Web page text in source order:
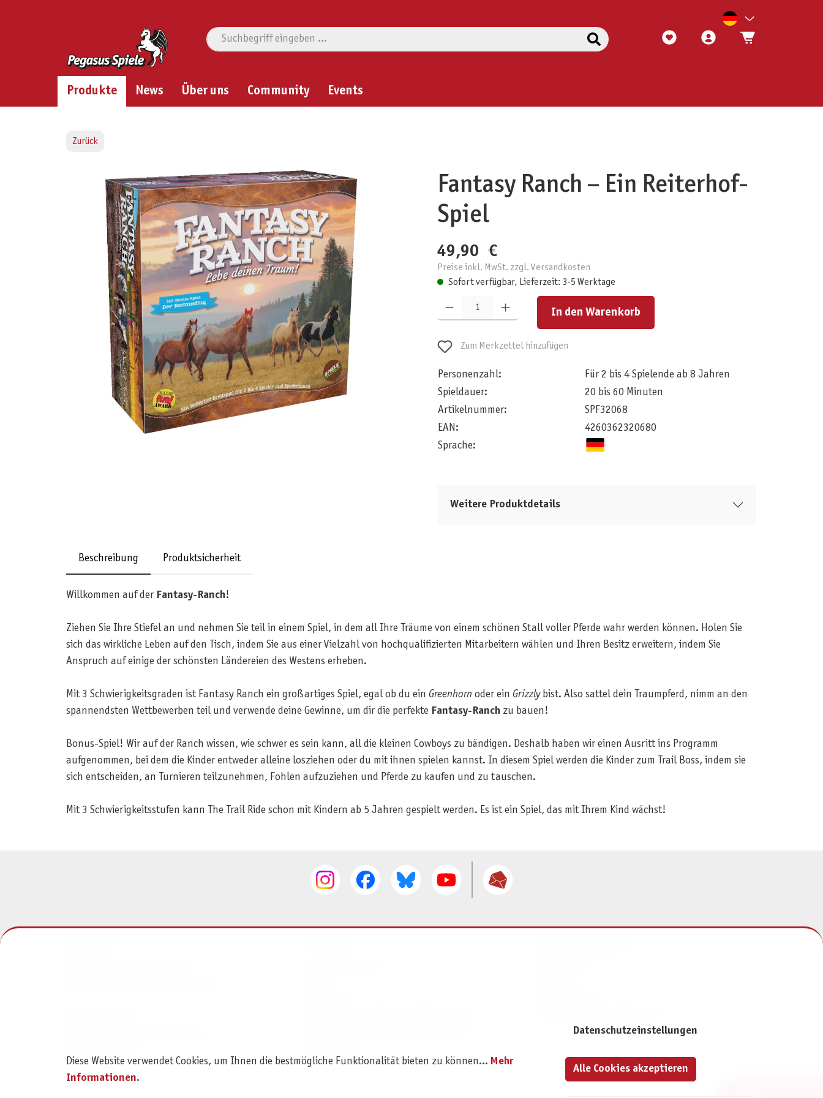
Produkte News Über uns Community Events
Zurück
Bildergalerie überspringen
Fantasy Ranch – Ein Reiterhof-
Spiel
49,90 €
Preise inkl. MwSt. zzgl. Versandkosten
Sofort verfügbar, Lieferzeit: 3-5 Werktage
Produkt Anzahl: Gib den gewünschten Wert ein oder benutze die Schaltflächen um die Anzahl zu erhöhen oder zu reduzieren.
In den Warenkorb
Zum Merkzettel hinzufügen
Personenzahl:
Für 2 bis 4 Spielende ab 8 Jahren
Spieldauer:
20 bis 60 Minuten
Artikelnummer:
SPF32068
EAN:
4260362320680
Sprache:
Weitere Produktdetails
Beschreibung Produktsicherheit
Willkommen auf der Fantasy-Ranch!
Ziehen Sie Ihre Stiefel an und nehmen Sie teil in einem Spiel, in dem all Ihre Träume von einem schönen Stall voller Pferde wahr werden können. Holen Sie
sich das wirkliche Leben auf den Tisch, indem Sie aus einer Vielzahl von hochqualifizierten Mitarbeitern wählen und Ihren Besitz erweitern, indem Sie
Anspruch auf einige der schönsten Ländereien des Westens erheben.
Mit 3 Schwierigkeitsgraden ist Fantasy Ranch ein großartiges Spiel, egal ob du ein Greenhorn oder ein Grizzlybist. Also sattel dein Traumpferd, nimm an den
spannendsten Wettbewerben teil und verwende deine Gewinne, um dir die perfekte Fantasy-Ranch zu bauen!
Bonus-Spiel! Wir auf der Ranch wissen, wie schwer es sein kann, all die kleinen Cowboys zu bändigen. Deshalb haben wir einen Ausritt ins Programm
aufgenommen, bei dem die Kinder entweder alleine losziehen oder du mit ihnen spielen kannst. In diesem Spiel werden die Kinder zum Trail Boss, indem sie
sich entscheiden, an Turnieren teilzunehmen, Fohlen aufzuziehen und Pferde zu kaufen und zu tauschen.
Mit 3 Schwierigkeitsstufen kann The Trail Ride schon mit Kindern ab 5 Jahren gespielt werden. Es ist ein Spiel, das mit Ihrem Kind wächst!
Kontaktformular
Diese Website verwendet Cookies, um Ihnen die bestmögliche Funktionalität bieten zu können... Mehr
Informationen.
Datenschutzeinstellungen
Alle Cookies akzeptieren